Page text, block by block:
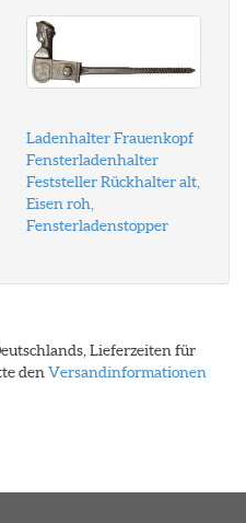
Ladenhalter Frauenkopf
Fensterladenhalter
Feststeller Rückhalter alt,
Eisen roh,
Fensterladenstopper
Lieferzeiten für
den Versandinformationen